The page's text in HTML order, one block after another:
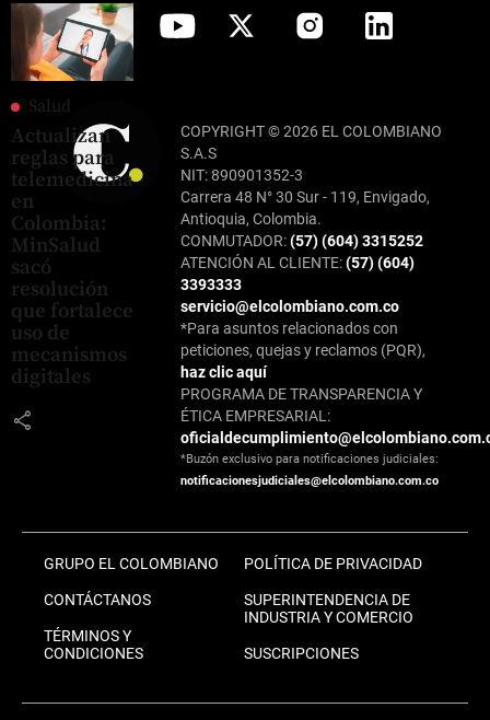
Salud
Actualizan
reglas para
telemedicina
en
Colombia:
MinSalud
sacó
resolución
que fortalece
uso de
mecanismos
digitales
share
COPYRIGHT © 2026 EL COLOMBIANO
S.A.S
NIT: 890901352-3
Carrera 48 N° 30 Sur - 119, Envigado,
Antioquia, Colombia.
CONMUTADOR:(57) (604) 3315252
ATENCIÓN AL CLIENTE:(57) (604)
3393333
servicio@elcolombiano.com.co
*Para asuntos relacionados con
peticiones, quejas y reclamos (PQR),
haz clic aquí
PROGRAMA DE TRANSPARENCIA Y
ÉTICA EMPRESARIAL:
*Buzón exclusivo para notificaciones judiciales:
notificacionesjudiciales@elcolombiano.com.co
GRUPO EL COLOMBIANO
CONTÁCTANOS
TÉRMINOS Y
CONDICIONES
POLÍTICA DE PRIVACIDAD
SUPERINTENDENCIA DE
INDUSTRIA Y COMERCIO
SUSCRIPCIONES